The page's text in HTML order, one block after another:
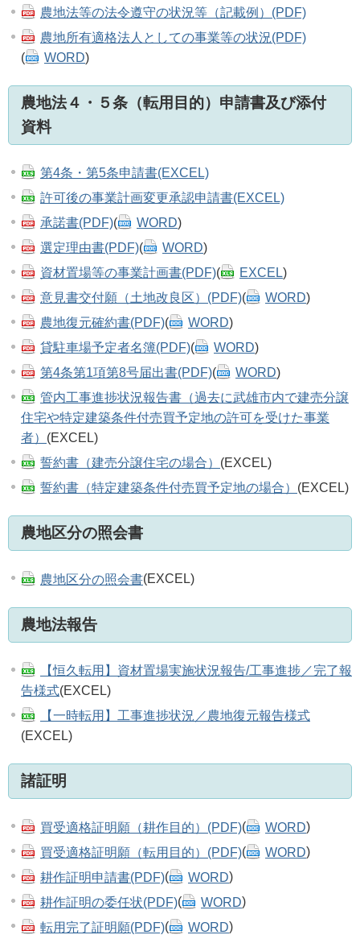
農地法等の法令遵守の状況等（記載例）(PDF)
農地所有適格法人としての事業等の状況(PDF)
(
WORD)
農地法４・５条（転用目的）申請書及び添付
資料
第4条・第5条申請書(EXCEL)
許可後の事業計画変更承認申請書(EXCEL)
承諾書(PDF)( WORD)
選定理由書(PDF)( WORD)
資材置場等の事業計画書(PDF)( EXCEL)
意見書交付願（土地改良区）(PDF)( WORD)
農地復元確約書(PDF)( WORD)
貸駐車場予定者名簿(PDF)( WORD)
第4条第1項第8号届出書(PDF)( WORD)
管内工事進捗状況報告書（過去に武雄市内で建売分譲
住宅や特定建築条件付売買予定地の許可を受けた事業
者） (EXCEL)
誓約書（建売分譲住宅の場合） (EXCEL)
誓約書（特定建築条件付売買予定地の場合） (EXCEL)
農地区分の照会書
農地区分の照会書(EXCEL)
農地法報告
【恒久転用】資材置場実施状況報告/工事進捗／完了報
告様式(EXCEL)
【一時転用】工事進捗状況／農地復元報告様式
(EXCEL)
諸証明
買受適格証明願（耕作目的）(PDF)( WORD)
買受適格証明願（転用目的）(PDF)( WORD)
耕作証明申請書(PDF)( WORD)
耕作証明の委任状(PDF)( WORD)
転用完了証明願(PDF)( WORD)